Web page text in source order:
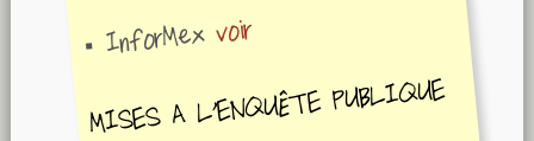
InforMexvoir
MISES A L'ENQUÊTE PUBLIQUE